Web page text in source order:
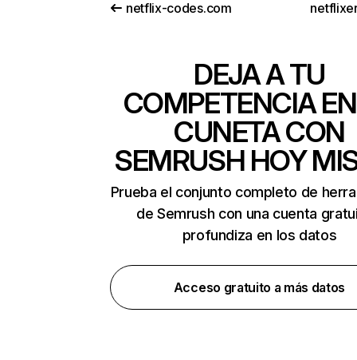
netflix-codes.com
DEJA A TU
COMPETENCIA
CUNETA CON
SEMRUSH HOY
Prueba el conjunto completo de
de Semrush con una cuenta
profundiza en los datos
Acceso gratuito a más datos